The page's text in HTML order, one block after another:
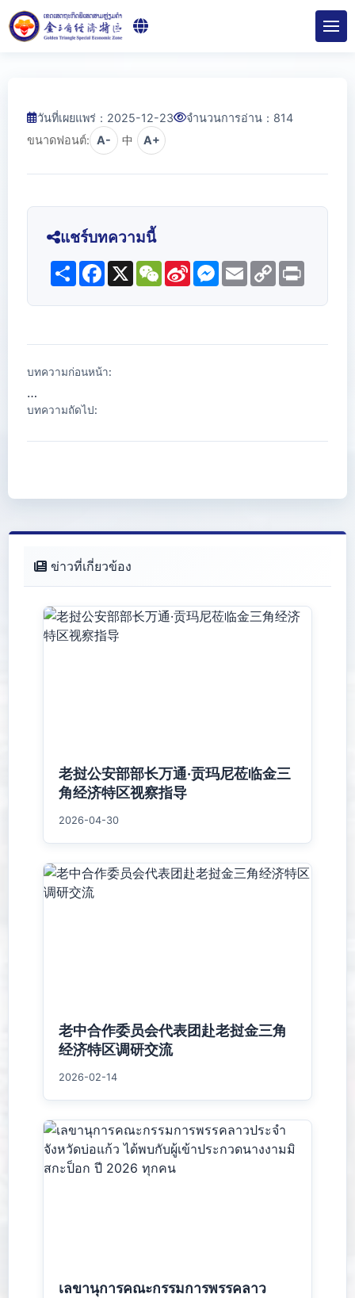
วันที่เผยแพร่：2025-12-23 จำนวนการอ่าน： 814
ขนาดฟอนต์: A- 中 A+
แชร์บทความนี้
ShareFacebook
X WeChat
Sina
Weibo
Messenger
EmailCopy
Link
บทความก่อนหน้า:
…
บทความถัดไป:
ข่าวที่เกี่ยวข้อง
老挝公安部部长万通·贡玛尼莅临金三
角经济特区视察指导
2026-04-30
老中合作委员会代表团赴老挝金三角
经济特区调研交流
2026-02-14
เลขานุการคณะกรรมการพรรคลาว